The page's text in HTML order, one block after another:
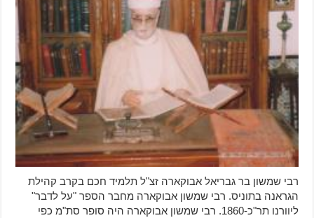
רבי שמשון בר גבריאל אבוקארה זצ"ל תלמיד חכם בקרב קהילת
הגראנה בתוניס. רבי שמשון אבוקארה מחבר הספר "על לדבר"
ליוורנו תר"כ-1860. רבי שמשון אבוקארה היה סופר סת"מ כפי